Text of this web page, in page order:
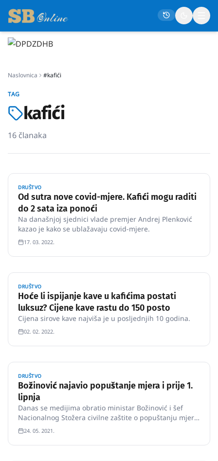
Društvo
Politika
Gospodarstvo
Život
Kultura
Osmrtnice
Naslovnica #kafići
TAG
kafići
16 članaka
DRUŠTVO
Od sutra nove covid-mjere. Kafići mogu raditi
do 2 sata iza ponoći
Na današnjoj sjednici vlade premjer Andrej Plenković
kazao je kako se ublažavaju covid-mjere.
17. 03. 2022.
DRUŠTVO
Hoće li ispijanje kave u kafićima postati
luksuz? Cijene kave rastu do 150 posto
Cijena sirove kave najviša je u posljednjih 10 godina.
02. 02. 2022.
DRUŠTVO
Božinović najavio popuštanje mjera i prije 1.
lipnja
Danas se medijima obratio ministar Božinović i šef
Nacionalnog Stožera civilne zaštite o popuštanju mjera
prije 1.
24. 05. 2021.